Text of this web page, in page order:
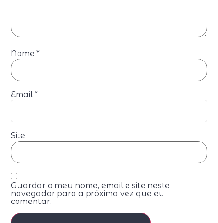
Nome*
Email*
Site
Guardar o meu nome, email e site neste
navegador para a próxima vez que eu
comentar.